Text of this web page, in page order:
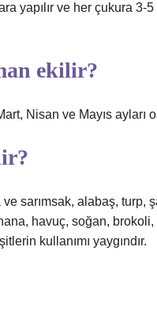
yapılır ve her çukura 3-
ekilir?
Nisan ve Mayıs ayları
sarımsak, alabaş, turp,
havuç, soğan,
kullanımı yaygındır.